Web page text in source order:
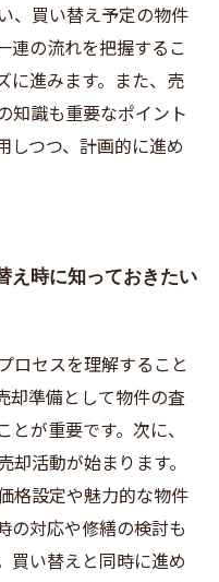
、買い替え予定の物件
連の流れを把握するこ
に進みます。また、売
知識も重要なポイント
しつつ、計画的に進め
え時に知っておきたい
ロセスを理解すること
却準備として物件の査
が重要です。次に、
活動が始まります。
格設定や魅力的な物件
の対応や修繕の検討も
買い替えと同時に進め